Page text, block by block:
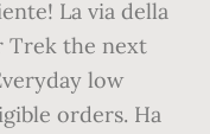
La via della
Trek the next
low
orders. Ha